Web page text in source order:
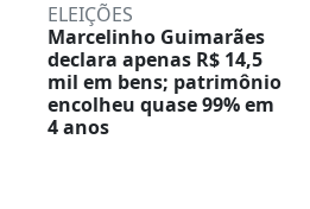
ELEIÇÕES
Marcelinho Guimarães
declara apenas R$ 14,5
mil em bens; patrimônio
encolheu quase 99% em
4 anos